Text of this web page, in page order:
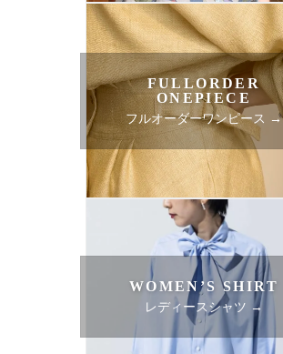
FULLORDER
ONEPIECE
フルオーダーワンピース →
WOMEN’S SHIRT
レディースシャツ →